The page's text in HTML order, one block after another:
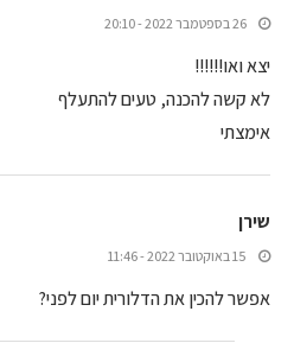
26 בספטמבר 2022 - 20:10
יצא ואו!!!!!!
לא קשה להכנה, טעים להתעלף
אימצתי
שירן
15 באוקטובר 2022 - 11:46
אפשר להכין את הדלורית יום לפני?